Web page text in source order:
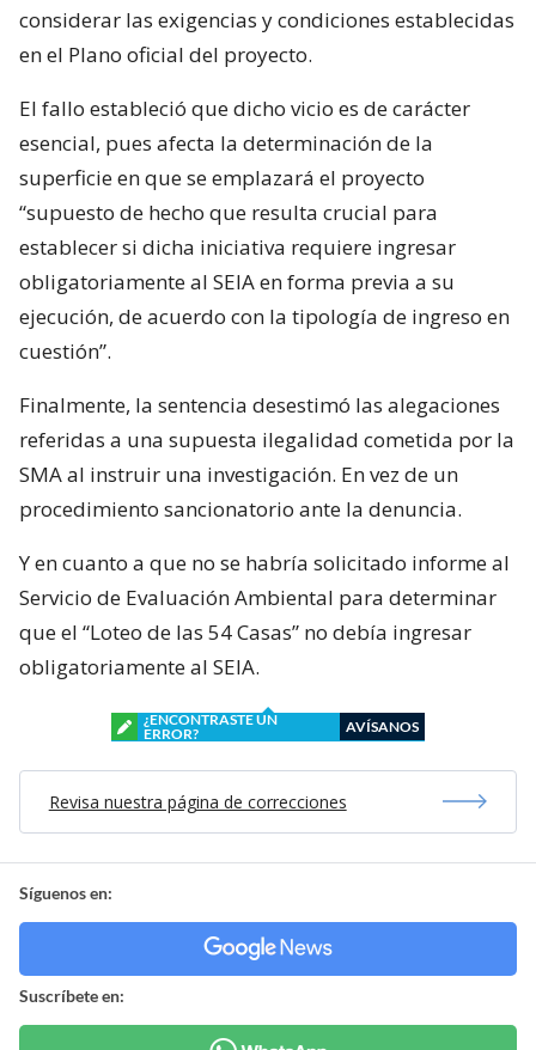
considerar las exigencias y condiciones establecidas
en el Plano oficial del proyecto.
El fallo estableció que dicho vicio es de carácter
esencial, pues afecta la determinación de la
superficie en que se emplazará el proyecto
“supuesto de hecho que resulta crucial para
establecer si dicha iniciativa requiere ingresar
obligatoriamente al SEIA en forma previa a su
ejecución, de acuerdo con la tipología de ingreso en
cuestión”.
Finalmente, la sentencia desestimó las alegaciones
referidas a una supuesta ilegalidad cometida por la
SMA al instruir una investigación. En vez de un
procedimiento sancionatorio ante la denuncia.
Y en cuanto a que no se habría solicitado informe al
Servicio de Evaluación Ambiental para determinar
que el “Loteo de las 54 Casas” no debía ingresar
obligatoriamente al SEIA.
¿ENCONTRASTE UN
ERROR?
AVÍSANOS
Revisa nuestra página de correcciones
Síguenos en:
Suscríbete en: